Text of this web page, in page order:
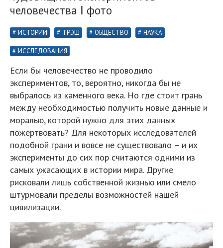
человечества Ⅰ фото
ИСТОРИИ ТРЭШ ОБЩЕСТВО НАУКА
ИССЛЕДОВАНИЯ
Если бы человечество не проводило
экспериментов, то, вероятно, никогда бы не
выбралось из каменного века. Но где стоит грань
между необходимостью получить новые данные и
моралью, которой нужно для этих данных
пожертвовать? Для некоторых исследователей
подобной грани и вовсе не существовало – и их
эксперименты до сих пор считаются одними из
самых ужасающих в истории мира. Другие
рисковали лишь собственной жизнью или смело
штурмовали пределы возможностей нашей
цивилизации.